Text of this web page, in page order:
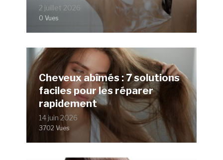
2 juillet 2026
0 Vues
Cheveux abîmés : 7 solutions
faciles pour les réparer
rapidement
14 juin 2026
3702 Vues